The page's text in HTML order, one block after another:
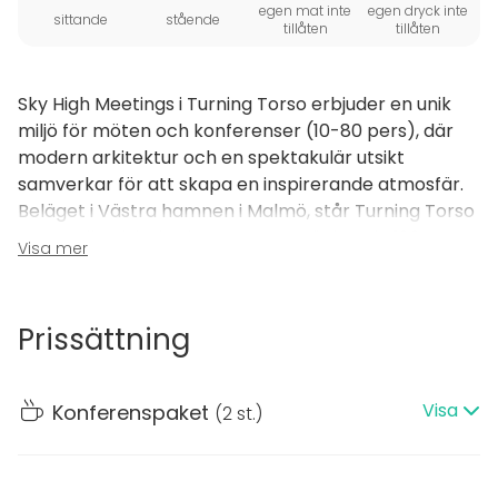
sittande stående
egen mat inte
tillåten
egen dryck inte
tillåten
Sky High Meetings i Turning Torso erbjuder en unik
miljö för möten och konferenser (10-80 pers), där
modern arkitektur och en spektakulär utsikt
samverkar för att skapa en inspirerande atmosfär.
Beläget i Västra hamnen i Malmö, står Turning Torso
som en ikonisk skyskrapa som sträcker sig 190 meter
upp i luften och erbjuder en oöverträffad
När man träder in i Sky High Meetings möts man av en
främja kreativitet och produktivitet. De olika mötes-
och konferenslokalerna är utrustade med
Visa mer
Prissättning
Konferenspaket (2 st.) Visa